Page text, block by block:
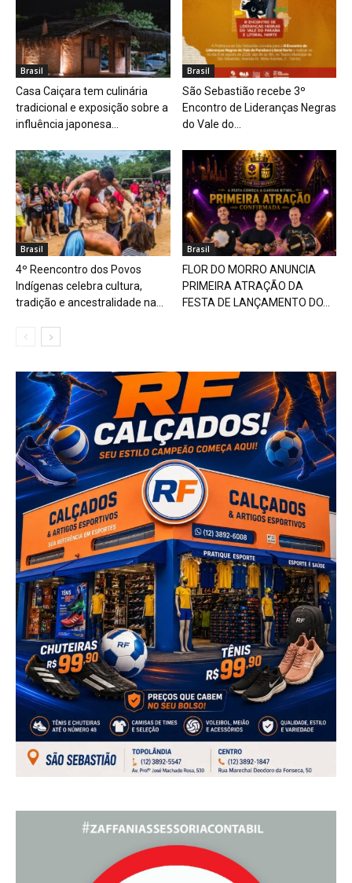
Brasil
Casa Caiçara tem culinária
tradicional e exposição sobre a
influência japonesa...
Brasil
São Sebastião recebe 3º
Encontro de Lideranças Negras
do Vale do...
Brasil
4º Reencontro dos Povos
Indígenas celebra cultura,
tradição e ancestralidade na...
Brasil
FLOR DO MORRO ANUNCIA
PRIMEIRA ATRAÇÃO DA
FESTA DE LANÇAMENTO DO...